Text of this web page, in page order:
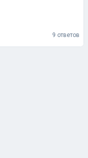
9 ответов